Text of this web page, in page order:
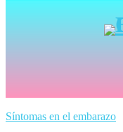
Síntomas en el embarazo